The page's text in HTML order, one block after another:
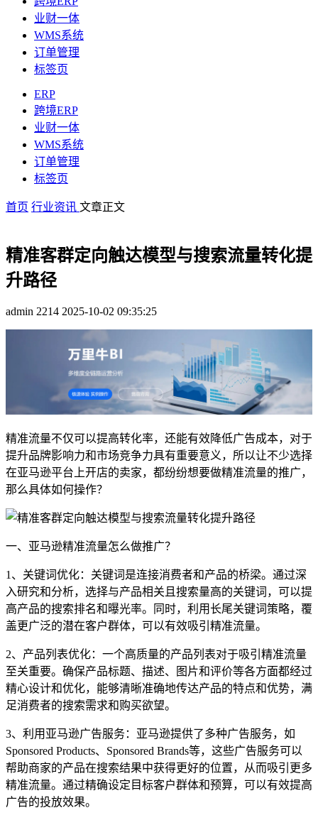
业财一体
WMS系统
订单管理
标签页
ERP
跨境ERP
业财一体
WMS系统
订单管理
标签页
首页 行业资讯 文章正文
精准客群定向触达模型与搜索流量转化提
升路径
admin 2214 2025-10-02 09:35:25
精准流量不仅可以提高转化率，还能有效降低广告成本，对于
提升品牌影响力和市场竞争力具有重要意义，所以让不少选择
在亚马逊平台上开店的卖家，都纷纷想要做精准流量的推广，
那么具体如何操作？
一、亚马逊精准流量怎么做推广？
1、关键词优化：关键词是连接消费者和产品的桥梁。通过深
入研究和分析，选择与产品相关且搜索量高的关键词，可以提
高产品的搜索排名和曝光率。同时，利用长尾关键词策略，覆
盖更广泛的潜在客户群体，可以有效吸引精准流量。
2、产品列表优化：一个高质量的产品列表对于吸引精准流量
至关重要。确保产品标题、描述、图片和评价等各方面都经过
精心设计和优化，能够清晰准确地传达产品的特点和优势，满
足消费者的搜索需求和购买欲望。
3、利用亚马逊广告服务：亚马逊提供了多种广告服务，如
Sponsored Products、Sponsored Brands等，这些广告服务可以
帮助商家的产品在搜索结果中获得更好的位置，从而吸引更多
精准流量。通过精确设定目标客户群体和预算，可以有效提高
广告的投放效果。